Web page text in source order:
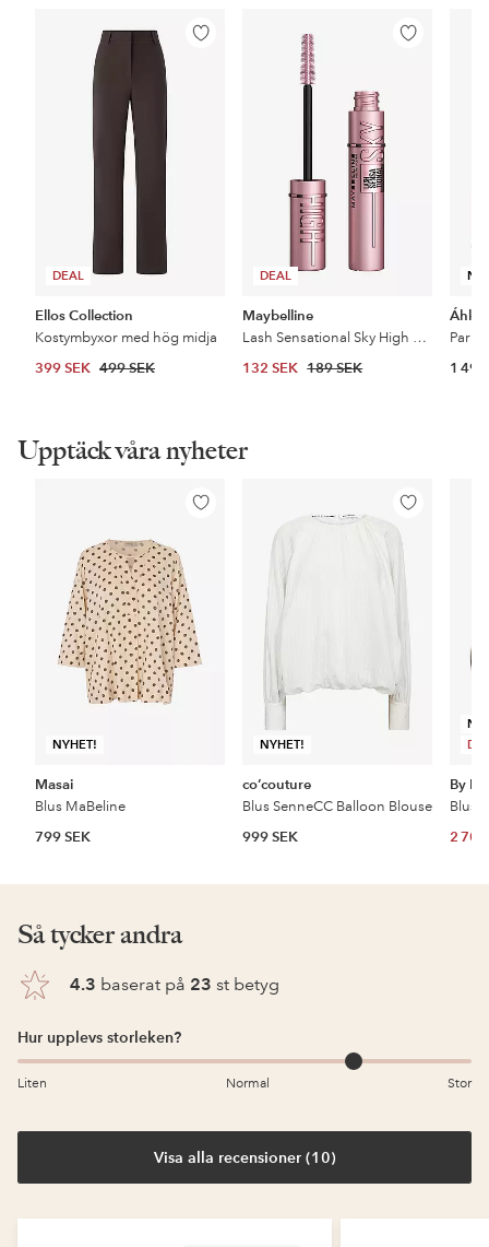
DEAL
Lägg
Ellos Collection
Kostymbyxor med hög midja
399 SEK 499 SEK
DEAL
Lägg
Maybelline
Lash Sensational Sky High Mascara
132 SEK 189 SEK 1 499
Upptäck våra nyheter
NYHET!
Lägg
Masai
Blus MaBeline
799 SEK
NYHET!
Lägg
co’couture
Blus SenneCC Balloon Blouse
999 SEK
By
2 700
Så tycker andra
4.3 baserat på 23 st betyg
Hur upplevs storleken?
Liten Normal Stor
Visa alla recensioner (10)